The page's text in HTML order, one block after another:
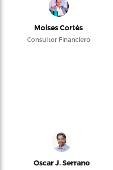
Moises Cortés
Consultor Financiero
Oscar J. Serrano